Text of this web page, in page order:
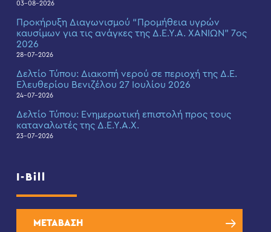
03-08-2026
Προκήρυξη Διαγωνισμού “Προμήθεια υγρών
καυσίμων για τις ανάγκες της Δ.Ε.Υ.Α. ΧΑΝΙΩΝ” 7ος
2026
28-07-2026
Δελτίο Τύπου: Διακοπή νερού σε περιοχή της Δ.Ε.
Ελευθερίου Βενιζέλου 27 Ιουλίου 2026
24-07-2026
Δελτίο Τύπου: Eνημερωτική επιστολή προς τους
καταναλωτές της Δ.Ε.Υ.Α.Χ.
23-07-2026
I-Bill
ΜΕΤΑΒΑΣΗ